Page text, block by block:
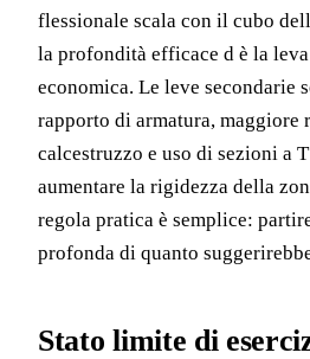
flessionale scala con il cubo
la profondità efficace d è la
economica. Le leve secondarie
rapporto di armatura, maggiore
calcestruzzo e uso di sezioni a
aumentare la rigidezza della
regola pratica è semplice:
profonda di quanto
Stato limite di